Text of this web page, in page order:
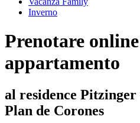
Inverno
Prenotare
appartamento
al residence
Plan de Corones